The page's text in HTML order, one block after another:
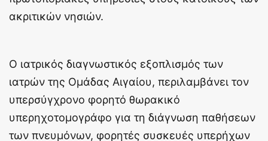
ακριτικών νησιών.
Ο ιατρικός διαγνωστικός εξοπλισμός των
ιατρών της Ομάδας Αιγαίου, περιλαμβάνει τον
υπερσύγχρονο φορητό θωρακικό
υπερηχοτομογράφο για τη διάγνωση παθήσεων
των πνευμόνων, φορητές συσκευές υπερήχων